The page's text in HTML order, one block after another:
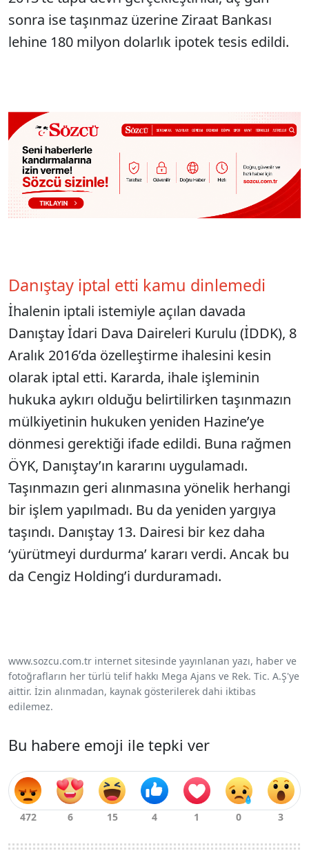
sonra ise taşınmaz üzerine Ziraat Bankası
lehine 180 milyon dolarlık ipotek tesis edildi.
Danıştay iptal etti kamu dinlemedi
İhalenin iptali istemiyle açılan davada
Danıştay İdari Dava Daireleri Kurulu (İDDK), 8
Aralık 2016’da özelleştirme ihalesini kesin
olarak iptal etti. Kararda, ihale işleminin
hukuka aykırı olduğu belirtilirken taşınmazın
mülkiyetinin hukuken yeniden Hazine’ye
dönmesi gerektiği ifade edildi. Buna rağmen
ÖYK, Danıştay’ın kararını uygulamadı.
Taşınmazın geri alınmasına yönelik herhangi
bir işlem yapılmadı. Bu da yeniden yargıya
taşındı. Danıştay 13. Dairesi bir kez daha
‘yürütmeyi durdurma’ kararı verdi. Ancak bu
da Cengiz Holding’i durduramadı.
www.sozcu.com.tr internet sitesinde yayınlanan yazı, haber ve
fotoğrafların her türlü telif hakkı Mega Ajans ve Rek. Tic. A.Ş'ye
aittir. İzin alınmadan, kaynak gösterilerek dahi iktibas
edilemez.
Bu habere emoji ile tepki ver